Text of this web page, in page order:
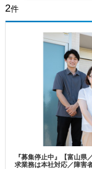
2件
『募集停止中』【富山県
求業務は本社対応／障害